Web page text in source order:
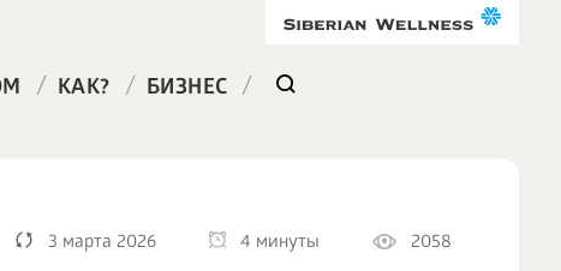
/ КАК? / БИЗНЕС /
3 марта 2026 4 минуты 2058